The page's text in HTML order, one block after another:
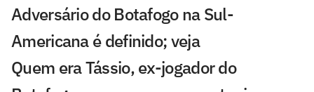
Adversário do Botafogo na Sul-
Americana é definido; veja
Quem era Tássio, ex-jogador do